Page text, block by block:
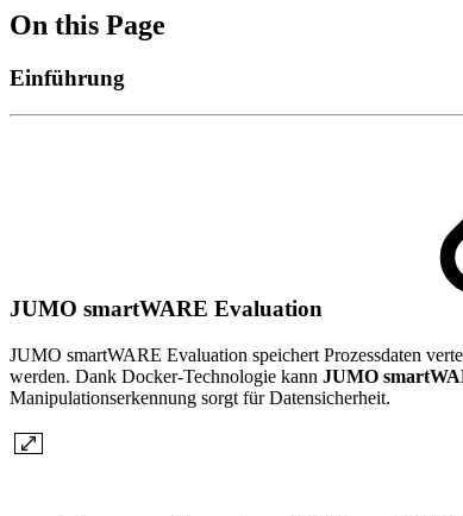
On this Page
Einführung
JUMO smartWARE Evaluation
JUMO smartWARE Evaluation speichert Prozessdaten
werden. Dank Docker-Technologie kann JUMO
Manipulationserkennung sorgt für Datensicherheit.